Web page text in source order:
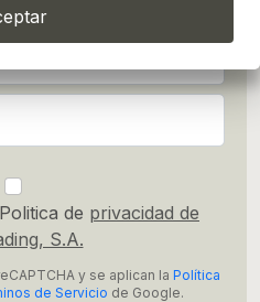
de privacidad de
S.A.
y se aplican la Política
de Servicio de Google.